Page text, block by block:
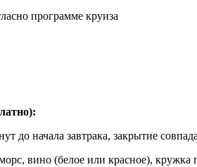
программе круиза
до начала завтрака, закрытие
вино (белое или красное), кружка